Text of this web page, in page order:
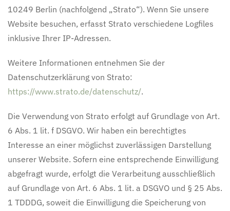
10249 Berlin (nachfolgend „Strato“). Wenn Sie unsere
Website besuchen, erfasst Strato verschiedene Logfiles
inklusive Ihrer IP-Adressen.
Weitere Informationen entnehmen Sie der
Datenschutzerklärung von Strato:
https://www.strato.de/datenschutz/.
Die Verwendung von Strato erfolgt auf Grundlage von Art.
6 Abs. 1 lit. f DSGVO. Wir haben ein berechtigtes
Interesse an einer möglichst zuverlässigen Darstellung
unserer Website. Sofern eine entsprechende Einwilligung
abgefragt wurde, erfolgt die Verarbeitung ausschließlich
auf Grundlage von Art. 6 Abs. 1 lit. a DSGVO und § 25 Abs.
1 TDDDG, soweit die Einwilligung die Speicherung von